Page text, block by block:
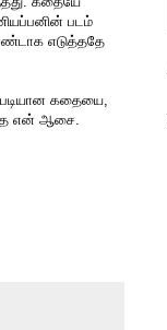
படம்
எடுத்ததே
கதையை,
என் ஆசை.